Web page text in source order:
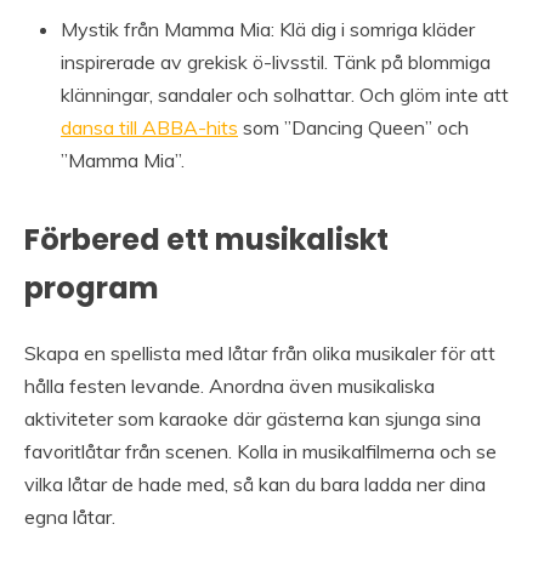
Mystik från Mamma Mia: Klä dig i somriga kläder
inspirerade av grekisk ö-livsstil. Tänk på blommiga
klänningar, sandaler och solhattar. Och glöm inte att
dansa till ABBA-hits som ”Dancing Queen” och
”Mamma Mia”.
Förbered ett musikaliskt
program
Skapa en spellista med låtar från olika musikaler för att
hålla festen levande. Anordna även musikaliska
aktiviteter som karaoke där gästerna kan sjunga sina
favoritlåtar från scenen. Kolla in musikalfilmerna och se
vilka låtar de hade med, så kan du bara ladda ner dina
egna låtar.